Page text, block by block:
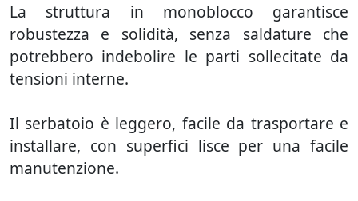
La struttura in monoblocco garantisce
robustezza e solidità, senza saldature che
potrebbero indebolire le parti sollecitate da
tensioni interne.
Il serbatoio è leggero, facile da trasportare e
installare, con superfici lisce per una facile
manutenzione.